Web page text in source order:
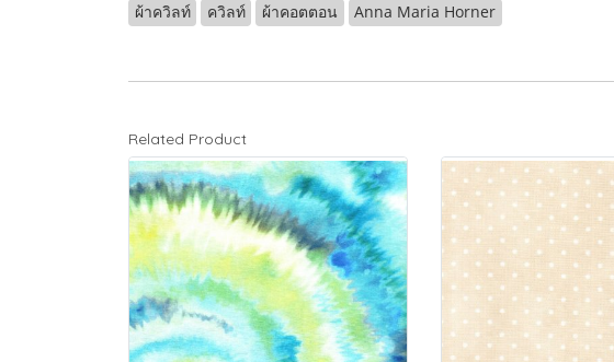
ผ้าควิลท์ ควิลท์ ผ้าคอตตอน Anna Maria Horner
Related Product